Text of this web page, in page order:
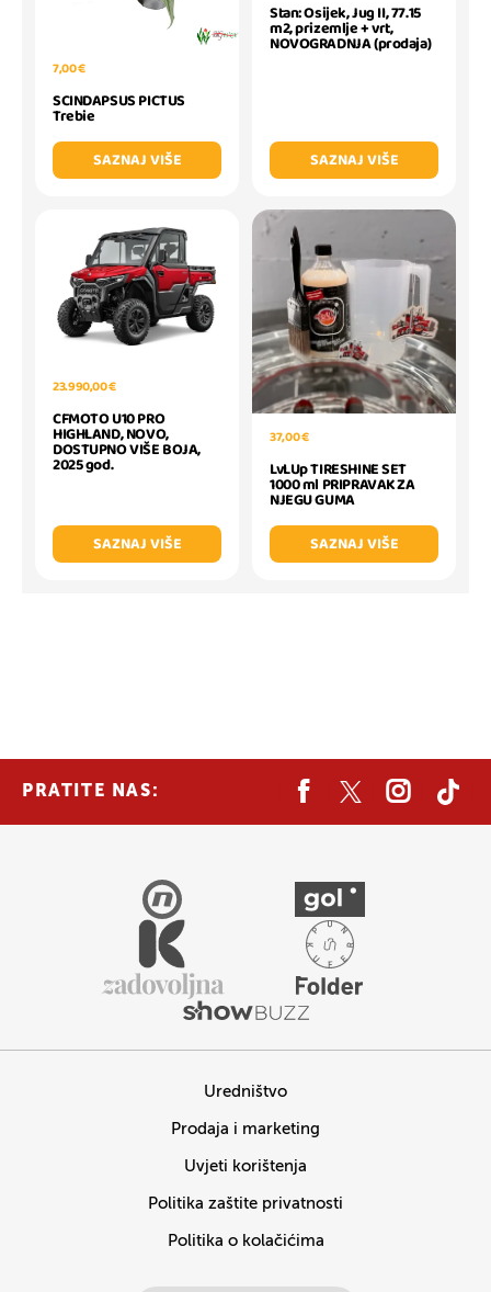
7,00 €
SCINDAPSUS PICTUS
Trebie
SAZNAJ VIŠE
Stan: Osijek, Jug II, 77.15
m2, prizemlje + vrt,
NOVOGRADNJA (prodaja)
SAZNAJ VIŠE
23.990,00 €
CFMOTO U10 PRO
HIGHLAND, NOVO,
DOSTUPNO VIŠE BOJA,
2025 god.
SAZNAJ VIŠE
37,00 €
LvLUp TIRESHINE SET
1000 ml PRIPRAVAK ZA
NJEGU GUMA
SAZNAJ VIŠE
PRATITE NAS:
Uredništvo
Prodaja i marketing
Uvjeti korištenja
Politika zaštite privatnosti
Politika o kolačićima